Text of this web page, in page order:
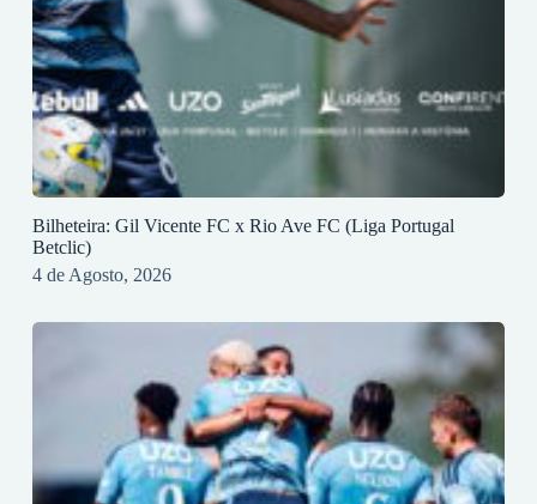
Bilheteira: Gil Vicente FC x Rio Ave FC (Liga Portugal
Betclic)
4 de Agosto, 2026